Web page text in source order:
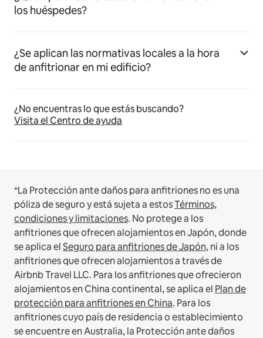
los huéspedes?
¿Se aplican las normativas locales a la hora
de anfitrionar en mi edificio?
¿No encuentras lo que estás buscando?
Visita el Centro de ayuda
*La Protección ante daños para anfitriones no es una
póliza de seguro y está sujeta a estosTérminos,
condiciones y limitaciones. No protege a los
anfitriones que ofrecen alojamientos en Japón, donde
se aplica elSeguro para anfitriones de Japón, ni a los
anfitriones que ofrecen alojamientos a través de
Airbnb Travel LLC. Para los anfitriones que ofrecieron
alojamientos en China continental, se aplica el Plan de
protección para anfitriones en China. Para los
anfitriones cuyo país de residencia o establecimiento
se encuentre en Australia, la Protección ante daños